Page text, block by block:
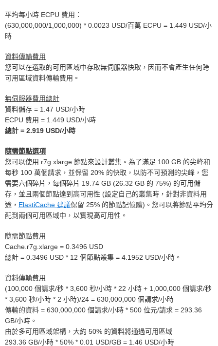
平均每小時 ECPU 費用：
(630,000,000/1,000,000) * 0.0023 USD/百萬 ECPU = 1.449 USD/小
時
資料傳輸費用
您可以在選取的可用區域中存取無伺服器快取，因而不會產生任何跨
可用區域資料傳輸費用。
無伺服器費用總計
資料儲存 = 1.47 USD/小時
ECPU 費用 = 1.449 USD/小時
總計 = 2.919 USD/小時
隨需節點選項
您可以使用 r7g.xlarge 節點來設計叢集。為了滿足 100 GB 的尖峰和
每秒 100 萬個請求，並保留 20% 的快取，以防不可預測的尖峰，您
需要六個碎片，每個碎片 19.74 GB (26.32 GB 的 75%) 的可用儲
存，並且兩個節點達到高可用性 (設定自己的叢集時，針對非資料用
途， ElastiCache 建議保留 25% 的節點記憶體)。您可以將節點平均分
配到兩個可用區域中，以實現高可用性。
隨需節點費用
Cache.r7g.xlarge = 0.3496 USD
總計 = 0.3496 USD * 12 個節點叢集 = 4.1952 USD/小時。
資料傳輸費用
(100,000 個請求/秒 * 3,600 秒/小時 * 22 小時 + 1,000,000 個請求/秒
* 3,600 秒/小時 * 2 小時)/24 = 630,000,000 個請求/小時
傳輸的資料 = 630,000,000 個請求/小時 * 500 位元/請求 = 293.36
GB/小時。
由於多可用區域架構，大約 50% 的資料將通過可用區域
293.36 GB/小時 * 50% * 0.01 USD/GB = 1.46 USD/小時